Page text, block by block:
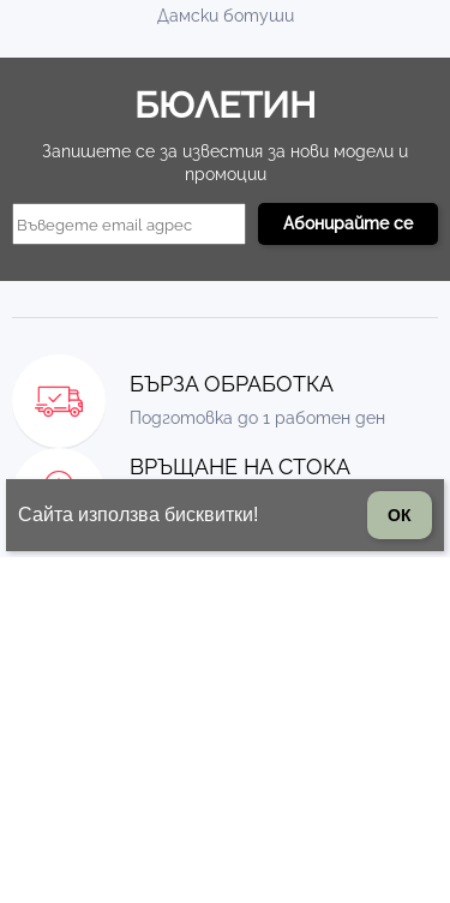
Дамски ботуши
БЮЛЕТИН
Запишете се за известия за нови модели и
промоции
БЪРЗА ОБРАБОТКА
Подготовка до 1 работен ден
ВРЪЩАНЕ НА СТОКА
стоката
Сайта използва бисквитки! ОК